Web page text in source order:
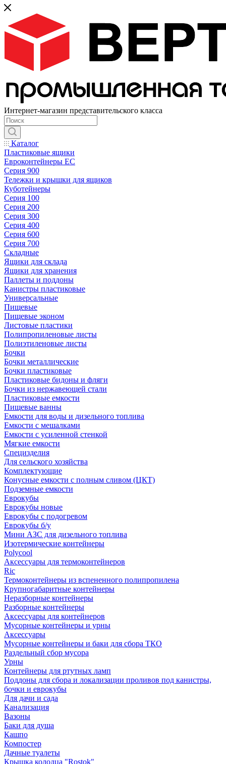
Интернет-магазин представительского класса
Каталог
Пластиковые ящики
Евроконтейнеры ЕС
Серия 900
Тележки и крышки для ящиков
Куботейнеры
Серия 100
Серия 200
Серия 300
Серия 400
Серия 600
Серия 700
Складные
Ящики для склада
Ящики для хранения
Паллеты и поддоны
Канистры пластиковые
Универсальные
Пищевые
Пищевые эконом
Листовые пластики
Полипропиленовые листы
Полиэтиленовые листы
Бочки
Бочки металлические
Бочки пластиковые
Пластиковые бидоны и фляги
Бочки из нержавеющей стали
Пластиковые емкости
Пищевые ванны
Емкости для воды и дизельного топлива
Емкости с мешалками
Емкости с усиленной стенкой
Мягкие емкости
Специзделия
Для сельского хозяйства
Комплектующие
Конусные емкости с полным сливом (ЦКТ)
Подземные емкости
Еврокубы
Еврокубы новые
Еврокубы с подогревом
Еврокубы б/у
Мини АЗС для дизельного топлива
Изотермические контейнеры
Polycool
Аксессуары для термоконтейнеров
Ric
Термоконтейнеры из вспененного полипропилена
Крупногабаритные контейнеры
Неразборные контейнеры
Разборные контейнеры
Аксессуары для контейнеров
Мусорные контейнеры и урны
Аксессуары
Мусорные контейнеры и баки для сбора ТКО
Раздельный сбор мусора
Урны
Контейнеры для ртутных ламп
Поддоны для сбора и локализации проливов под канистры,
бочки и еврокубы
Для дачи и сада
Канализация
Вазоны
Баки для душа
Кашпо
Компостер
Дачные туалеты
Крышка колодца "Rostok"